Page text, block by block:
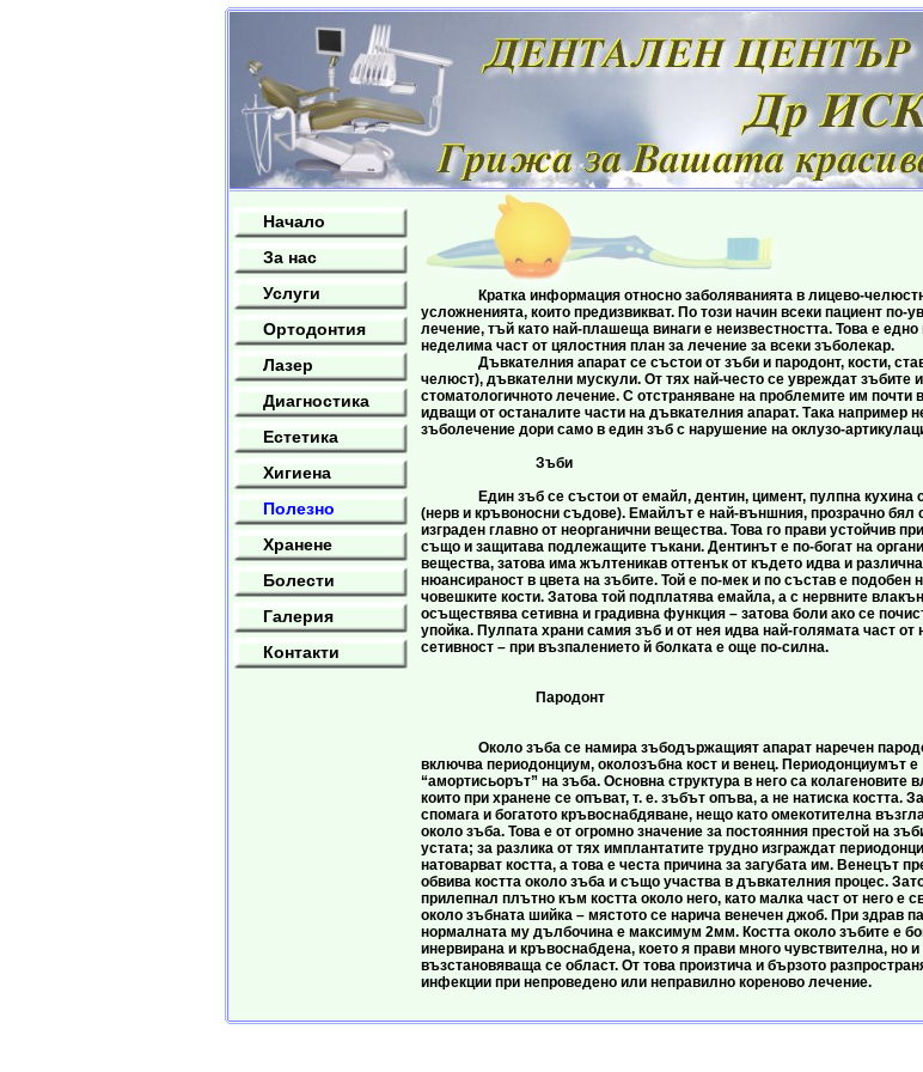
Начало
За нас
Услуги
Ортодонтия
Лазер
Диагностика
Естетика
Хигиена
Полезно
Хранене
Болести
Галерия
Контакти
Кратка информация относно заболяванията в лицево-
усложненията, които предизвикват. По този начин всеки пациент
лечение, тъй като най-плашеща винаги е неизвестността. Това е
неделима част от цялостния план за лечение за всеки зъболекар.
Дъвкателния апарат се състои от зъби и пародонт, кости,
челюст), дъвкателни мускули. От тях най-често се увреждат зъбите
стоматологичното лечение. С отстраняване на проблемите им почти
идващи от останалите части на дъвкателния апарат. Така например
зъболечение дори само в един зъб с нарушение на оклузо-
Зъби
Един зъб се състои от емайл, дентин, цимент, пулпна кухина
(нерв и кръвоносни съдове). Емайлът е най-външния, прозрачно бял
изграден главно от неорганични вещества. Това го прави устойчив
също и защитава подлежащите тъкани. Дентинът е по-богат на
вещества, затова има жълтеникав оттенък от където идва и
нюансираност в цвета на зъбите. Той е по-мек и по състав е подобен
човешките кости. Затова той подплатява емайла, а с нервните
осъществява сетивна и градивна функция – затова боли ако се
упойка. Пулпата храни самия зъб и от нея идва най-голямата част от
сетивност – при възпалението й болката е още по-силна.
Пародонт
Около зъба се намира зъбодържащият апарат наречен
включва периодонциум, околозъбна кост и венец. Периодонциумът е
“амортисьорът” на зъба. Основна структура в него са колагеновите
които при хранене се опъват, т. е. зъбът опъва, а не натиска костта.
спомага и богатото кръвоснабдяване, нещо като омекотителна
около зъба. Това е от огромно значение за постоянния престой на
устата; за разлика от тях имплантатите трудно изграждат
натоварват костта, а това е честа причина за загубата им. Венецът
обвива костта около зъба и също участва в дъвкателния процес.
прилепнал плътно към костта около него, като малка част от него е
около зъбната шийка – мястото се нарича венечен джоб. При здрав
нормалната му дълбочина е максимум 2мм. Костта около зъбите е
инервирана и кръвоснабдена, което я прави много чувствителна, но
възстановяваща се област. От това произтича и бързото
инфекции при непроведено или неправилно кореново лечение.